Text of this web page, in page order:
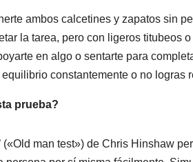
ambos calcetines y zapatos sin
la tarea, pero con ligeros titubeos
en algo o sentarte para
constantemente o no logras
prueba?
(«Old man test») de Chris Hinshaw